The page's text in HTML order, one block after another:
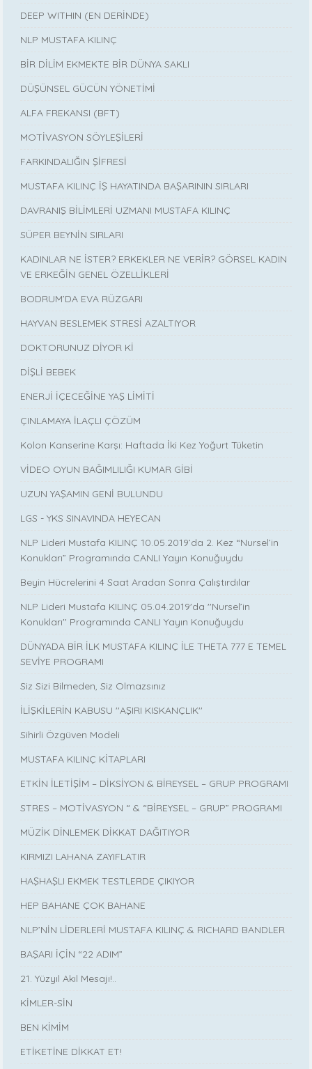
DEEP WITHIN (EN DERİNDE)
NLP MUSTAFA KILINÇ
BİR DİLİM EKMEKTE BİR DÜNYA SAKLI
DÜŞÜNSEL GÜCÜN YÖNETİMİ
ALFA FREKANSI (BFT)
MOTİVASYON SÖYLEŞİLERİ
FARKINDALIĞIN ŞİFRESİ
MUSTAFA KILINÇ İŞ HAYATINDA BAŞARININ SIRLARI
DAVRANIŞ BİLİMLERİ UZMANI MUSTAFA KILINÇ
SÜPER BEYNİN SIRLARI
KADINLAR NE İSTER? ERKEKLER NE VERİR? GÖRSEL KADIN
VE ERKEĞİN GENEL ÖZELLİKLERİ
BODRUM’DA EVA RÜZGARI
HAYVAN BESLEMEK STRESİ AZALTIYOR
DOKTORUNUZ DİYOR Kİ
DİŞLİ BEBEK
ENERJİ İÇECEĞİNE YAŞ LİMİTİ
ÇINLAMAYA İLAÇLI ÇÖZÜM
Kolon Kanserine Karşı: Haftada İki Kez Yoğurt Tüketin
VİDEO OYUN BAĞIMLILIĞI KUMAR GİBİ
UZUN YAŞAMIN GENİ BULUNDU
LGS - YKS SINAVINDA HEYECAN
NLP Lideri Mustafa KILINÇ 10.05.2019’da 2. Kez “Nursel’in
Konukları” Programında CANLI Yayın Konuğuydu
Beyin Hücrelerini 4 Saat Aradan Sonra Çalıştırdılar
NLP Lideri Mustafa KILINÇ 05.04.2019'da ''Nursel’in
Konukları'' Programında CANLI Yayın Konuğuydu
DÜNYADA BİR İLK MUSTAFA KILINÇ İLE THETA 777 E TEMEL
SEVİYE PROGRAMI
Siz Sizi Bilmeden, Siz Olmazsınız
İLİŞKİLERİN KABUSU ''AŞIRI KISKANÇLIK''
Sihirli Özgüven Modeli
MUSTAFA KILINÇ KİTAPLARI
ETKİN İLETİŞİM – DİKSİYON & BİREYSEL – GRUP PROGRAMI
STRES – MOTİVASYON “ & “BİREYSEL – GRUP” PROGRAMI
MÜZİK DİNLEMEK DİKKAT DAĞITIYOR
KIRMIZI LAHANA ZAYIFLATIR
HAŞHAŞLI EKMEK TESTLERDE ÇIKIYOR
HEP BAHANE ÇOK BAHANE
NLP’NİN LİDERLERİ MUSTAFA KILINÇ & RICHARD BANDLER
BAŞARI İÇİN “22 ADIM”
21. Yüzyıl Akıl Mesajı!..
KİMLER-SİN
BEN KİMİM
ETİKETİNE DİKKAT ET!